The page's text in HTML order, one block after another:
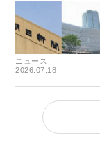
ニュース
2026.07.18